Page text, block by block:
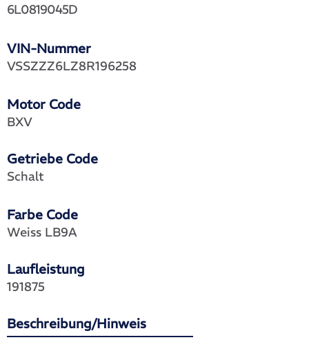
VIN-Nummer
6L0819045D
VSSZZZ6LZ8R196258
Motor Code
Getriebe Code
BXV
Schalt
Farbe Code
Laufleistung
Weiss LB9A
191875
Beschreibung/Hinweis